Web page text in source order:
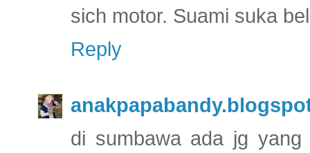
sich motor. Suami suka
Reply
di sumbawa ada jg